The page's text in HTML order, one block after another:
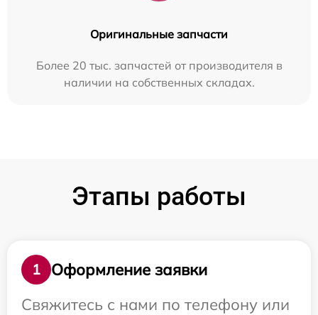
Оригинальные запчасти
Более 20 тыс. запчастей от производителя в
наличии на собственных складах.
Этапы работы
1
Оформление заявки
Свяжитесь с нами по телефону или